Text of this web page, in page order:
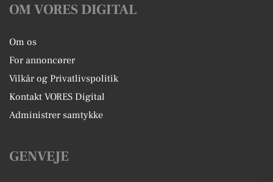
OM VORES DIGITAL
Om os
For annoncører
Vilkår og Privatlivspolitik
Kontakt VORES Digital
Administrer samtykke
GENVEJE